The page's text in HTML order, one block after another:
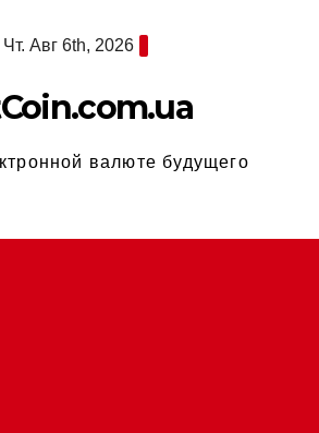
Чт. Авг 6th, 2026
валюте будущего